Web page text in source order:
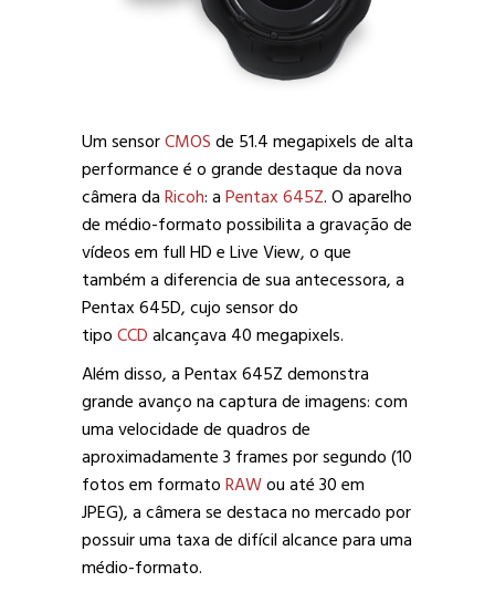
Um sensorCMOSde 51.4 megapixels de alta
performance é o grande destaque da nova
câmera daRicoh: aPentax 645Z. O aparelho
de médio-formato possibilita a gravação de
vídeos em full HD e Live View, o que
também a diferencia de sua antecessora, a
Pentax 645D, cujo sensor do
tipoCCDalcançava 40 megapixels.
Além disso, a Pentax 645Z demonstra
grande avanço na captura de imagens: com
uma velocidade de quadros de
aproximadamente 3 frames por segundo (10
fotos em formatoRAWou até 30 em
JPEG), a câmera se destaca no mercado por
possuir uma taxa de difícil alcance para uma
médio-formato.